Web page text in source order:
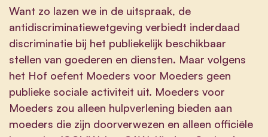
Want zo lazen we in de uitspraak, de
antidiscriminatiewetgeving verbiedt inderdaad
discriminatie bij het publiekelijk beschikbaar
stellen van goederen en diensten. Maar volgens
het Hof oefent Moeders voor Moeders geen
publieke sociale activiteit uit. Moeders voor
Moeders zou alleen hulpverlening bieden aan
moeders die zijn doorverwezen en alleen officiële